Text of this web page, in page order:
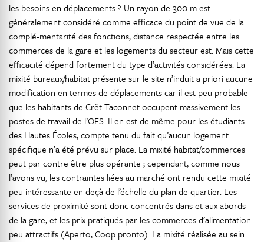
les besoins en déplacements ? Un rayon de 300 m est
généralement considéré comme efficace du point de vue de la
complé-mentarité des fonctions, distance respectée entre les
commerces de la gare et les logements du secteur est. Mais cette
efficacité dépend fortement du type d’activités considérées. La
mixité bureaux/habitat présente sur le site n’induit a priori aucune
modification en termes de déplacements car il est peu probable
que les habitants de Crêt-Taconnet occupent massivement les
postes de travail de l’OFS. Il en est de même pour les étudiants
des Hautes Écoles, compte tenu du fait qu’aucun logement
spécifique n’a été prévu sur place. La mixité habitat/commerces
peut par contre être plus opérante ; cependant, comme nous
l’avons vu, les contraintes liées au marché ont rendu cette mixité
peu intéressante en deçà de l’échelle du plan de quartier. Les
services de proximité sont donc concentrés dans et aux abords
de la gare, et les prix pratiqués par les commerces d’alimentation
peu attractifs (Aperto, Coop pronto). La mixité réalisée au sein